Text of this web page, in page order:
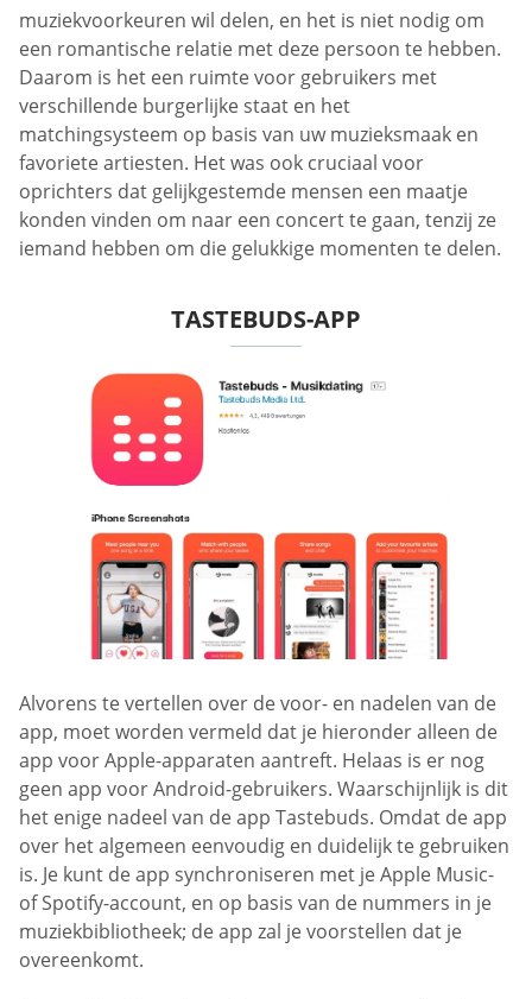
muziekvoorkeuren wil delen, en het is niet nodig om
een romantische relatie met deze persoon te hebben.
Daarom is het een ruimte voor gebruikers met
verschillende burgerlijke staat en het
matchingsysteem op basis van uw muzieksmaak en
favoriete artiesten. Het was ook cruciaal voor
oprichters dat gelijkgestemde mensen een maatje
konden vinden om naar een concert te gaan, tenzij ze
iemand hebben om die gelukkige momenten te delen.
TASTEBUDS-APP
Alvorens te vertellen over de voor- en nadelen van de
app, moet worden vermeld dat je hieronder alleen de
app voor Apple-apparaten aantreft. Helaas is er nog
geen app voor Android-gebruikers. Waarschijnlijk is dit
het enige nadeel van de app Tastebuds. Omdat de app
over het algemeen eenvoudig en duidelijk te gebruiken
is. Je kunt de app synchroniseren met je Apple Music-
of Spotify-account, en op basis van de nummers in je
muziekbibliotheek; de app zal je voorstellen dat je
overeenkomt.